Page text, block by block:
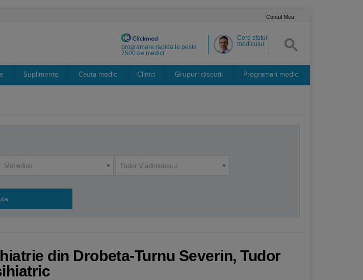
Contul Meu
Cere sfatul
medicului
programare rapida la peste
7500 de medici
Suplimente Cauta medic Clinici Grupuri discutii Programari medic
Mehedinti Tudor Vladimirescu
din Drobeta-Turnu Severin, Tudor